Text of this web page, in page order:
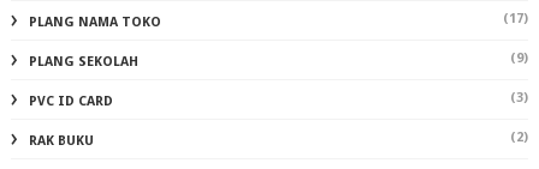
PLANG NAMA TOKO (17)
PLANG SEKOLAH (9)
PVC ID CARD (3)
RAK BUKU (2)